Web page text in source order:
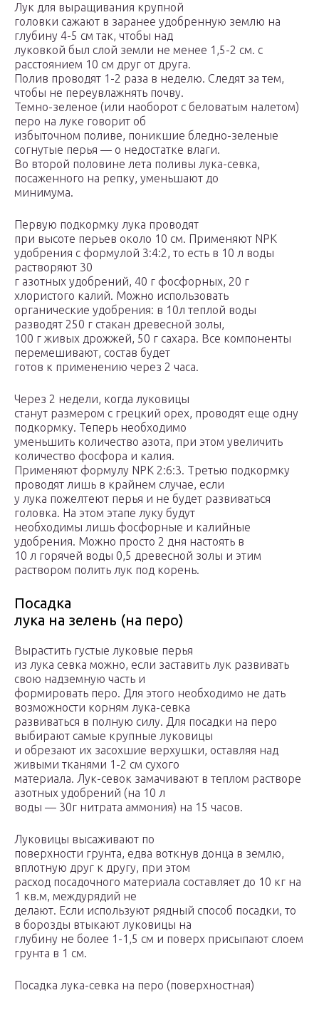
Лук для выращивания крупной
головки сажают в заранее удобренную землю на
глубину 4-5 см так, чтобы над
луковкой был слой земли не менее 1,5-2 см. с
расстоянием 10 см друг от друга.
Полив проводят 1-2 раза в неделю. Следят за тем,
чтобы не переувлажнять почву.
Темно-зеленое (или наоборот с беловатым налетом)
перо на луке говорит об
избыточном поливе, поникшие бледно-зеленые
согнутые перья — о недостатке влаги.
Во второй половине лета поливы лука-севка,
посаженного на репку, уменьшают до
минимума.
Первую подкормку лука проводят
при высоте перьев около 10 см. Применяют NPK
удобрения с формулой 3:4:2, то есть в 10 л воды
растворяют 30
г азотных удобрений, 40 г фосфорных, 20 г
хлористого калий. Можно использовать
органические удобрения: в 10л теплой воды
разводят 250 г стакан древесной золы,
100 г живых дрожжей, 50 г сахара. Все компоненты
перемешивают, состав будет
готов к применению через 2 часа.
Через 2 недели, когда луковицы
станут размером с грецкий орех, проводят еще одну
подкормку. Теперь необходимо
уменьшить количество азота, при этом увеличить
количество фосфора и калия.
Применяют формулу NPK 2:6:3. Третью подкормку
проводят лишь в крайнем случае, если
у лука пожелтеют перья и не будет развиваться
головка. На этом этапе луку будут
необходимы лишь фосфорные и калийные
удобрения. Можно просто 2 дня настоять в
10 л горячей воды 0,5 древесной золы и этим
раствором полить лук под корень.
Посадка
лука на зелень (на перо)
Вырастить густые луковые перья
из лука севка можно, если заставить лук развивать
свою надземную часть и
формировать перо. Для этого необходимо не дать
возможности корням лука-севка
развиваться в полную силу. Для посадки на перо
выбирают самые крупные луковицы
и обрезают их засохшие верхушки, оставляя над
живыми тканями 1-2 см сухого
материала. Лук-севок замачивают в теплом растворе
азотных удобрений (на 10 л
воды — 30г нитрата аммония) на 15 часов.
Луковицы высаживают по
поверхности грунта, едва воткнув донца в землю,
вплотную друг к другу, при этом
расход посадочного материала составляет до 10 кг на
1 кв.м, междурядий не
делают. Если используют рядный способ посадки, то
в борозды втыкают луковицы на
глубину не более 1-1,5 см и поверх присыпают слоем
грунта в 1 см.
Посадка лука-севка на перо (поверхностная)